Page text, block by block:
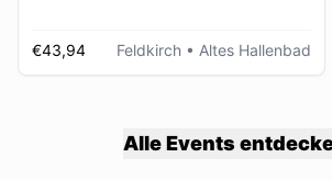
€43,94 Feldkirch • Altes Hallenbad
Alle Events